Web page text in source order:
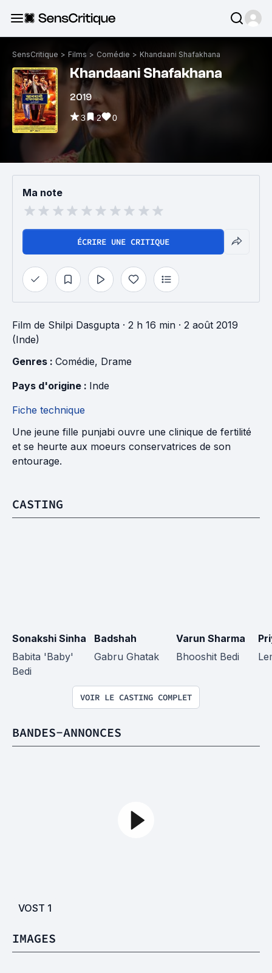
SensCritique > Films > Comédie > Khandaani Shafakhana
Khandaani Shafakhana
2019
3 2 0
Ma note
ÉCRIRE UNE CRITIQUE
Film de Shilpi Dasgupta · 2 h 16 min · 2 août 2019
(Inde)
Genres : Comédie, Drame
Pays d'origine : Inde
Fiche technique
Une jeune fille punjabi ouvre une clinique de fertilité
et se heurte aux moeurs conservatrices de son
entourage.
CASTING
Sonakshi Sinha
Babita 'Baby'
Bedi
Badshah
Gabru Ghatak
Varun Sharma
Bhooshit Bedi
VOIR LE CASTING COMPLET
BANDES-ANNONCES
VOST 1
IMAGES